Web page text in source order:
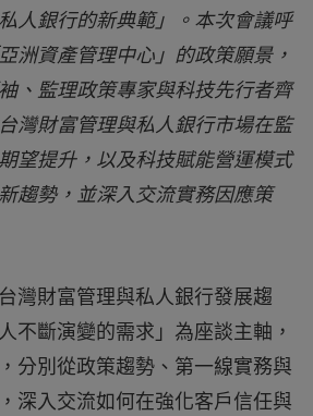
人銀行的新典範」。本次會議呼
洲資產管理中心」的政策願景，
、監理政策專家與科技先行者齊
灣財富管理與私人銀行市場在監
望提升，以及科技賦能營運模式
趨勢，並深入交流實務因應策
灣財富管理與私人銀行發展趨
不斷演變的需求」為座談主軸，
分別從政策趨勢、第一線實務與
深入交流如何在強化客戶信任與